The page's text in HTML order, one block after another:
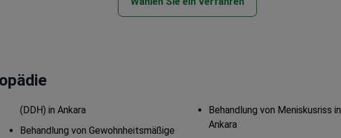
(DDH) in Ankara
Behandlung von Gewohnheitsmäßige
Behandlung von Meniskusriss in
Ankara